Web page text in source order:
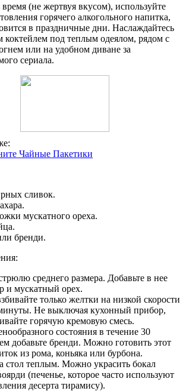
(не жертвуя вкусом), используйте
горячего алкогольного напитка,
в праздничные дни. Наслаждайтесь
коктейлем под теплым одеялом, рядом с
или на удобном диване за
сериала.
Чайные Пакетики
сливок.
мускатного ореха.
бренди.
среднего размера. Добавьте в нее
и мускатный орех.
только желтки на низкой скорости
Не выключая кухонный прибор,
горячую кремовую смесь.
состояния в течение 30
добавьте бренди. Можно готовить этот
из рома, коньяка или бурбона.
стол теплым. Можно украсить бокал
(печенье, которое часто используют
десерта тирамису).